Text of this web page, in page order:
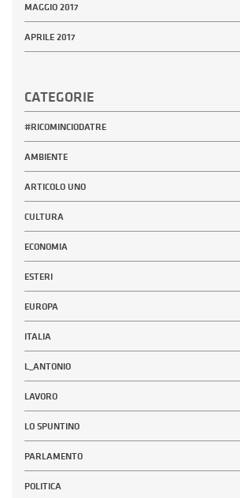
MAGGIO 2017
APRILE 2017
CATEGORIE
#RICOMINCIODATRE
AMBIENTE
ARTICOLO UNO
CULTURA
ECONOMIA
ESTERI
EUROPA
ITALIA
L_ANTONIO
LAVORO
LO SPUNTINO
PARLAMENTO
POLITICA